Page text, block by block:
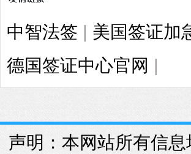
中智法签 | 美国签证加
德国签证中心官网 |
声明：本网站所有信